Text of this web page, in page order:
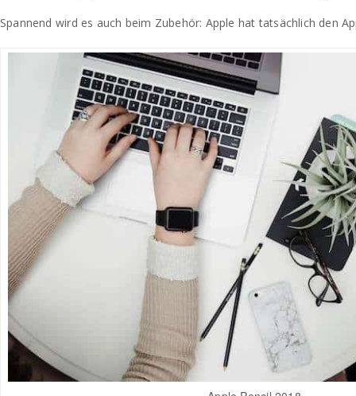
Spannend wird es auch beim Zubehör: Apple hat tatsächlich den